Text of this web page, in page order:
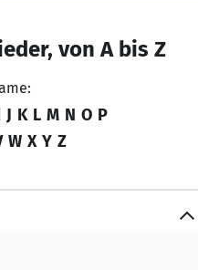
von A bis Z
J K L M N O P
W X Y Z